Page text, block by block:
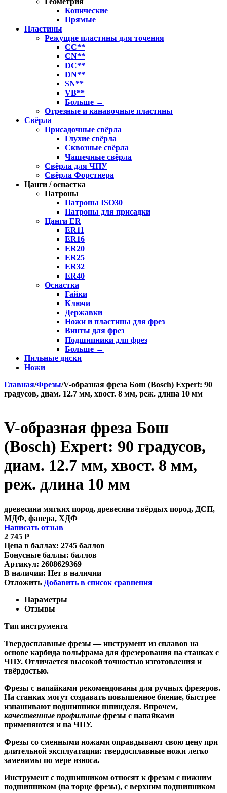
Конические
Прямые
Пластины
Режущие пластины для точения
CC**
CN**
DC**
DN**
SN**
VB**
Больше →
Отрезные и канавочные пластины
Свёрла
Присадочные свёрла
Глухие свёрла
Сквозные свёрла
Чашечные свёрла
Свёрла для ЧПУ
Свёрла Форстнера
Цанги / оснастка
Патроны
Патроны ISO30
Патроны для присадки
Цанги ER
ER11
ER16
ER20
ER25
ER32
ER40
Оснастка
Гайки
Ключи
Державки
Ножи и пластины для фрез
Винты для фрез
Подшипники для фрез
Больше →
Пильные диски
Ножи
Главная/Фрезы/V-образная фреза Бош (Bosch) Expert: 90
градусов, диам. 12.7 мм, хвост. 8 мм, реж. длина 10 мм
V-образная фреза Бош
(Bosch) Expert: 90 градусов,
диам. 12.7 мм, хвост. 8 мм,
реж. длина 10 мм
древесина мягких пород, древесина твёрдых пород, ДСП,
МДФ, фанера, ХДФ
Написать отзыв
2 745 Р
Цена в баллах: 2745 баллов
Бонусные баллы: баллов
Артикул: 2608629369
В наличии: Нет в наличии
Отложить Добавить в список сравнения
Параметры
Отзывы
Тип инструмента
Твердосплавные фрезы — инструмент из сплавов на
основе карбида вольфрама для фрезерования на станках с
ЧПУ. Отличается высокой точностью изготовления и
твёрдостью.
Фрезы с напайками рекомендованы для ручных фрезеров.
На станках могут создавать повышенное биение, быстрее
изнашивают подшипники шпинделя. Впрочем,
качественные профильные фрезы с напайками
применяются и на ЧПУ.
Фрезы со сменными ножами оправдывают свою цену при
длительной эксплуатации: твердосплавные ножи легко
заменимы по мере износа.
Инструмент с подшипником относят к фрезам с нижним
подшипником (на торце фрезы), с верхним подшипником